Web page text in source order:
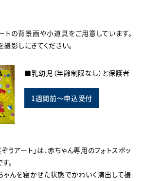
トの背景画や小道具をご用意しています。
影しにきてください。
■乳幼児（年齢制限なし）と保護者
1週間前～申込受付
ぞうアート」は、赤ちゃん専用のフォトスポッ
。
ゃんを寝かせた状態でかわいく演出して撮